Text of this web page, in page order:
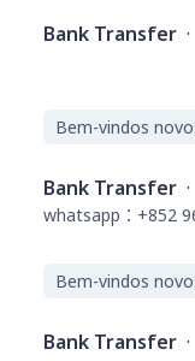
Bank Transfer ·
Bem-vindos
Bank Transfer ·
whatsapp：+852
Bem-vindos
Bank Transfer ·